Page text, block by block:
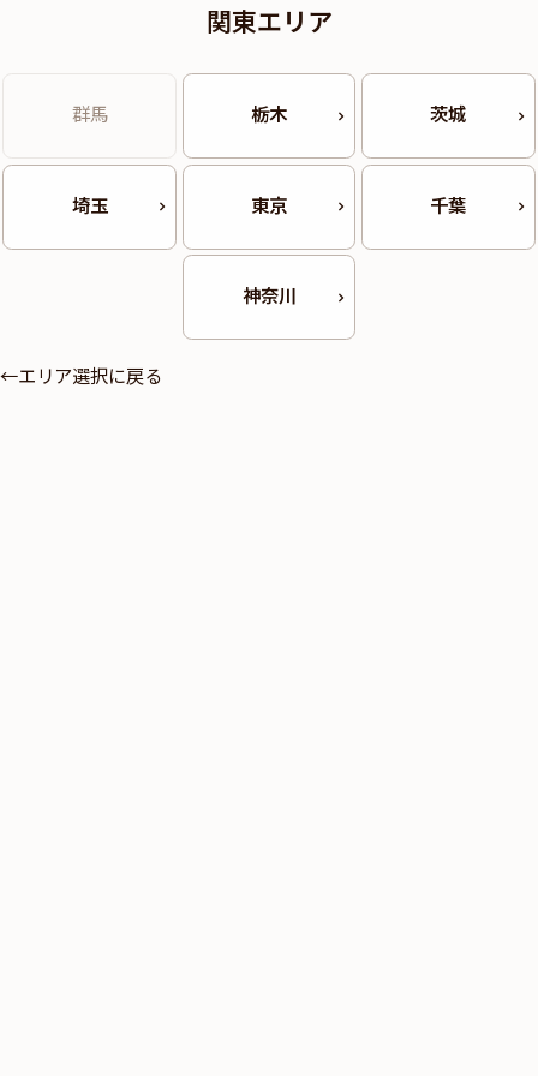
関東エリア
群馬 栃木 茨城
埼玉 東京 千葉
神奈川
←エリア選択に戻る